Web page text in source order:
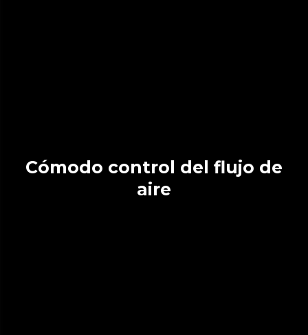
Cómodo control del flujo de
aire